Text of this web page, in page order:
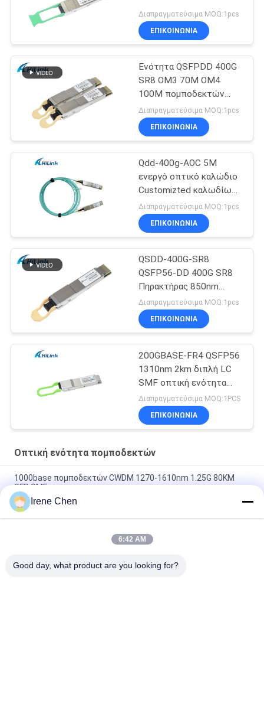
Διαπραγματεύσιμα MOQ:1pcs
ΕΠΙΚΟΙΝΩΝΙΑ
Ενότητα QSFPDD 400G
SR8 OM3 70M OM4
100M πομποδεκτών
MMF SFP
Διαπραγματεύσιμα MOQ:1pcs
ΕΠΙΚΟΙΝΩΝΙΑ
Qdd-400g-AOC 5M
ενεργό οπτικό καλώδιο
Customizted καλωδίων
qsfp-dd 400G AOC
Διαπραγματεύσιμα MOQ:1pcs
ΕΠΙΚΟΙΝΩΝΙΑ
QSDD-400G-SR8
QSFP56-DD 400G SR8
Πηρακτήρας 850nm
150M MPT/MPO-16
DOM
Διαπραγματεύσιμα MOQ:1pcs
ΕΠΙΚΟΙΝΩΝΙΑ
200GBASE-FR4 QSFP56
1310nm 2km διπλή LC
SMF οπτική ενότητα
πομποδεκτών DOM
Διαπραγματεύσιμα MOQ:1PCS
ΕΠΙΚΟΙΝΩΝΙΑ
Οπτική ενότητα πομποδεκτών
1000base πομποδεκτών CWDM 1270-1610nm 1.25G 80KM
SFP SMF
οπτικός πομποδέκτης καυτό Pluggable διπλό LC 40Gb/s
60km QSFP+ Ethernet
Οπτικές ενότητες Hilink 100G QSFP28 SR4 100M FTTX
Irene Chen
6:42 AM
Good day, what product are you looking for?